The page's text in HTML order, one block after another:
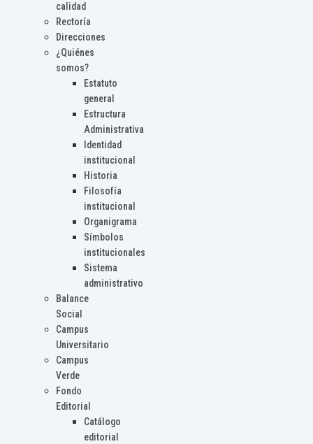
calidad
Rectoría
Direcciones
¿Quiénes
somos?
Estatuto
general
Estructura
Administrativa
Identidad
institucional
Historia
Filosofía
institucional
Organigrama
Símbolos
institucionales
Sistema
administrativo
Balance
Social
Campus
Universitario
Campus
Verde
Fondo
Editorial
Catálogo
editorial